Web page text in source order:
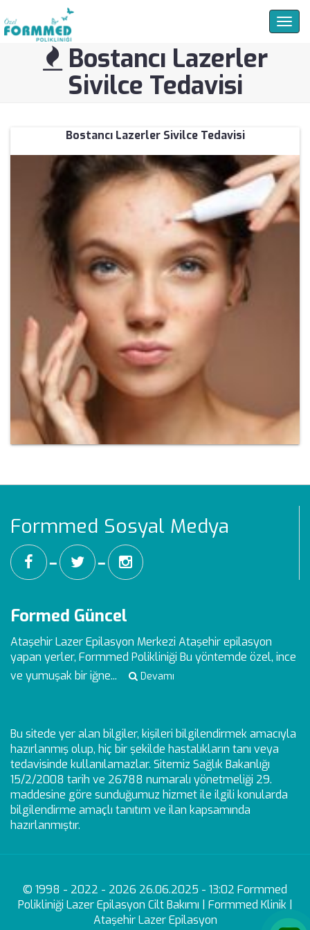
Bostancı Lazerler
Sivilce Tedavisi
Bostancı Lazerler Sivilce Tedavisi
Formmed Sosyal Medya
━ ━
Formed Güncel
Ataşehir Lazer Epilasyon Merkezi Ataşehir epilasyon
yapan yerler, Formmed Polikliniği Bu yöntemde özel, ince
ve yumuşak bir iğne...
Devamı
Bu sitede yer alan bilgiler, kişileri bilgilendirmek amacıyla
hazırlanmış olup, hiç bir şekilde hastalıkların tanı veya
tedavisinde kullanılamazlar. Sitemiz Sağlık Bakanlığı
15/2/2008 tarih ve 26788 numaralı yönetmeliği 29.
maddesine göre sunduğumuz hizmet ile ilgili konularda
bilgilendirme amaçlı tanıtım ve ilan kapsamında
hazırlanmıştır.
© 1998 - 2022 - 2026 26.06.2025 - 13:02 Formmed
Polikliniği Lazer Epilasyon Cilt Bakımı | Formmed Klinik |
Ataşehir Lazer Epilasyon